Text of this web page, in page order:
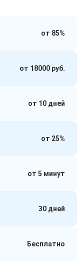
от 85%
от 18000 руб.
от 10 дней
от 25%
от 5 минут
30 дней
Бесплатно